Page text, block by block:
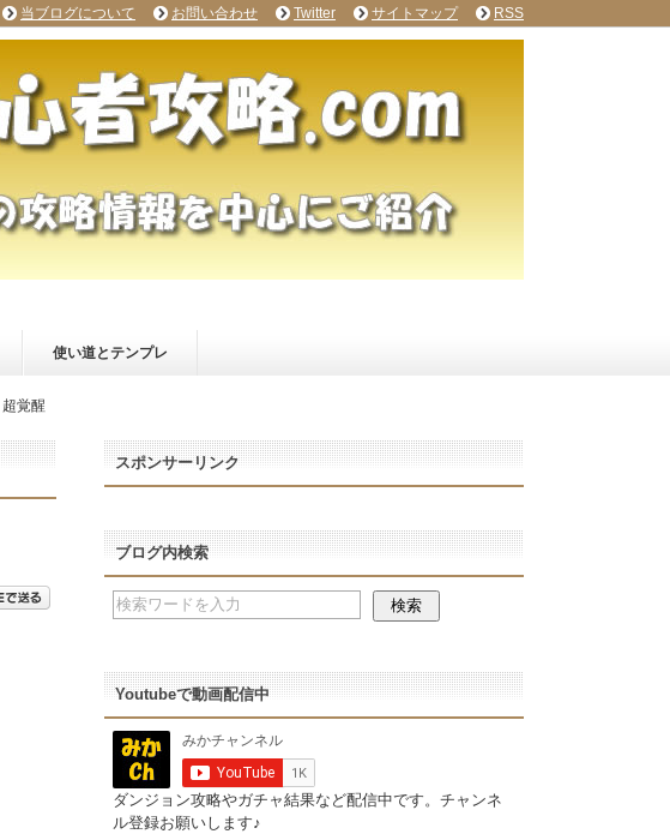
使い道とテンプレ
覚醒
スポンサーリンク
ブログ内検索
Youtubeで動画配信中
ダンジョン攻略やガチャ結果など配信中です。チャンネ
ル登録お願いします♪
当ブログについて お問い合わせ Twitter サイトマップ RSS